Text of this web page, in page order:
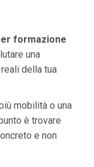
formazione
una
della tua
mobilità o una
è trovare
e non